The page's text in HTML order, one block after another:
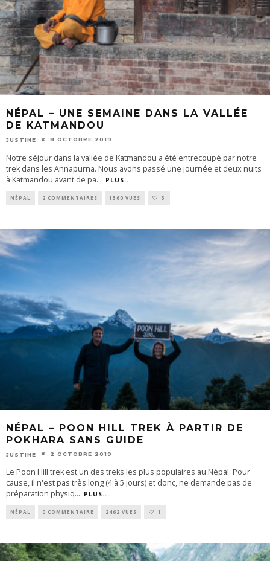
NÉPAL – UNE SEMAINE DANS LA VALLÉE
DE KATMANDOU
JUSTINE 8 OCTOBRE 2019
Notre séjour dans la vallée de Katmandou a été entrecoupé par notre
trek dans les Annapurna. Nous avons passé une journée et deux nuits
à Katmandou avant de pa... PLUS...
NÉPAL 2 COMMENTAIRES 1360 VUES 3
NÉPAL – POON HILL TREK À PARTIR DE
POKHARA SANS GUIDE
JUSTINE 2 OCTOBRE 2019
Le Poon Hill trek est un des treks les plus populaires au Népal. Pour
cause, il n'est pas très long (4 à 5 jours) et donc, ne demande pas de
préparation physiq... PLUS...
NÉPAL 0 COMMENTAIRE 2462 VUES 1